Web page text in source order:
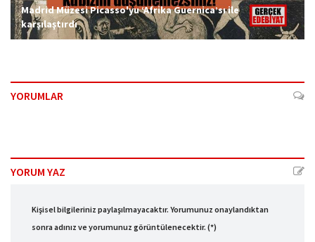
Madrid Müzesi Picasso'yu ‘Afrika Guernica’sı ile
karşılaştırdı
YORUMLAR
YORUM YAZ
Kişisel bilgileriniz paylaşılmayacaktır. Yorumunuz onaylandıktan
sonra adınız ve yorumunuz görüntülenecektir. (*)